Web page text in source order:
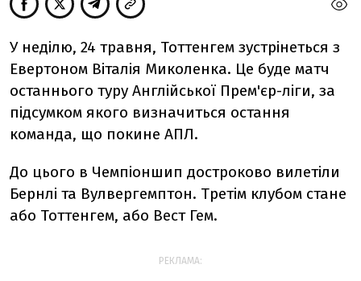
У неділю, 24 травня, Тоттенгем зустрінеться з
Евертоном Віталія Миколенка. Це буде матч
останнього туру Англійської Прем'єр-ліги, за
підсумком якого визначиться остання
команда, що покине АПЛ.
До цього в Чемпіоншип достроково вилетіли
Бернлі та Вулвергемптон. Третім клубом стане
або Тоттенгем, або Вест Гем.
РЕКЛАМА: